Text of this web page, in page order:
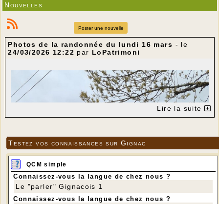
Nouvelles
Poster une nouvelle
Photos de la randonnée du lundi 16 mars - le
24/03/2026 12:22 par LoPatrimoni
Lire la suite
Testez vos connaissances sur Gignac
QCM simple
Connaissez-vous la langue de chez nous ?
Le "parler" Gignacois 1
Connaissez-vous la langue de chez nous ?